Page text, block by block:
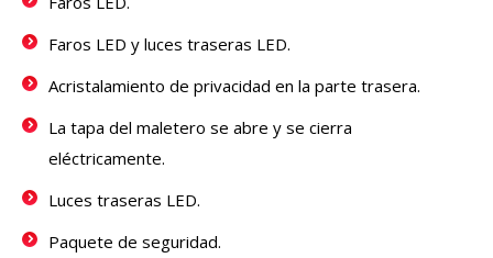
Faros LED y luces traseras LED.
Acristalamiento de privacidad en la parte trasera.
La tapa del maletero se abre y se cierra
eléctricamente.
Luces traseras LED.
Paquete de seguridad.